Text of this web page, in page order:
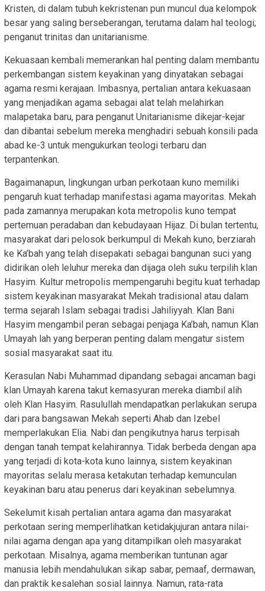
Kristen, di dalam tubuh kekristenan pun muncul dua kelompok
besar yang saling berseberangan, terutama dalam hal teologi;
penganut trinitas dan unitarianisme.
Kekuasaan kembali memerankan hal penting dalam membantu
perkembangan sistem keyakinan yang dinyatakan sebagai
agama resmi kerajaan. Imbasnya, pertalian antara kekuasaan
yang menjadikan agama sebagai alat telah melahirkan
malapetaka baru, para penganut Unitarianisme dikejar-kejar
dan dibantai sebelum mereka menghadiri sebuah konsili pada
abad ke-3 untuk mengukurkan teologi terbaru dan
terpantenkan.
Bagaimanapun, lingkungan urban perkotaan kuno memiliki
pengaruh kuat terhadap manifestasi agama mayoritas. Mekah
pada zamannya merupakan kota metropolis kuno tempat
pertemuan peradaban dan kebudayaan Hijaz. Di bulan tertentu,
masyarakat dari pelosok berkumpul di Mekah kuno, berziarah
ke Ka’bah yang telah disepakati sebagai bangunan suci yang
didirikan oleh leluhur mereka dan dijaga oleh suku terpilih klan
Hasyim. Kultur metropolis mempengaruhi begitu kuat terhadap
sistem keyakinan masyarakat Mekah tradisional atau dalam
terma sejarah Islam sebagai tradisi Jahiliyyah. Klan Bani
Hasyim mengambil peran sebagai penjaga Ka’bah, namun Klan
Umayah lah yang berperan penting dalam mengatur sistem
sosial masyarakat saat itu.
Kerasulan Nabi Muhammad dipandang sebagai ancaman bagi
klan Umayah karena takut kemasyuran mereka diambil alih
oleh Klan Hasyim. Rasulullah mendapatkan perlakukan serupa
dari para bangsawan Mekah seperti Ahab dan Izebel
memperlakukan Elia. Nabi dan pengikutnya harus terpisah
dengan tanah tempat kelahirannya. Tidak berbeda dengan apa
yang terjadi di kota-kota kuno lainnya, sistem keyakinan
mayoritas selalu merasa ketakutan terhadap kemunculan
keyakinan baru atau penerus dari keyakinan sebelumnya.
Sekelumit kisah pertalian antara agama dan masyarakat
perkotaan sering memperlihatkan ketidakjujuran antara nilai-
nilai agama dengan apa yang ditampilkan oleh masyarakat
perkotaan. Misalnya, agama memberikan tuntunan agar
manusia lebih mendahulukan sikap sabar, pemaaf, dermawan,
dan praktik kesalehan sosial lainnya. Namun, rata-rata